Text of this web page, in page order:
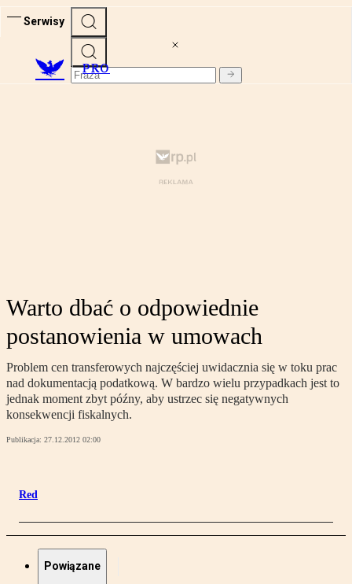
Serwisy
PRO
Warto dbać o odpowiednie
postanowienia w umowach
Problem cen transferowych najczęściej uwidacznia się w toku prac
nad dokumentacją podatkową. W bardzo wielu przypadkach jest to
jednak moment zbyt późny, aby ustrzec się negatywnych
konsekwencji fiskalnych.
Publikacja: 27.12.2012 02:00
Red
Powiązane